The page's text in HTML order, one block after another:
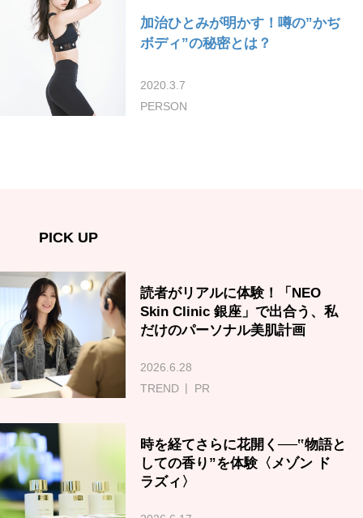
加治ひとみが明かす！噂の”かぢ
ボディ”の秘密とは？
2020.3.7
PERSON
PICK UP
読者がリアルに体験！「NEO
Skin Clinic 銀座」で出合う、私
だけのパーソナル美肌計画
2026.6.28
TREND
PR
時を経てさらに花開く──‟物語と
しての香り”を体験〈メゾン ド
ラズィ〉